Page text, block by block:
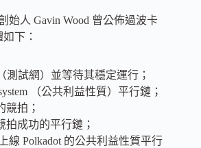
始人 Gavin Wood 曾公佈過波卡
下：
測試網）並等待其穩定運行；
（公共利益性質）平行鏈；
競拍；
拍成功的平行鏈；
線 Polkadot 的公共利益性質平行